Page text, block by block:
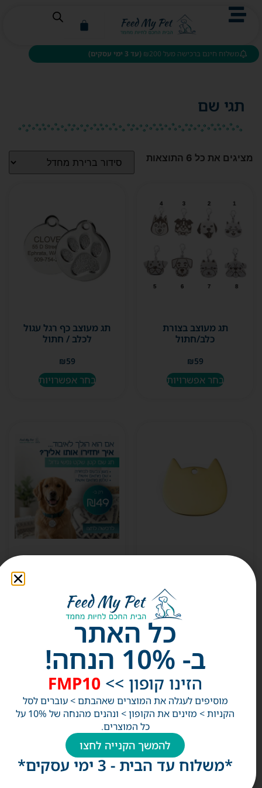
משלוח חינם ברכישה מעל ₪200 (עד 3 ימי עסקים)
תגי שם
מציגים את כל ⁦6⁩ התוצאות
תג מעוצב בצורת
כלב/חתול
₪59
בחר אפשרויות
תג מעוצב כף רגל עגול
לכלב / חתול
₪59
בחר אפשרויות
תג שם לכלב/חתול {חתול}
בחר אפשרויות
49
בחר אפשרויותכל האתר
ב- 10% הנחה!
הזינו קופון >> FMP10
מוסיפים לעגלה את המוצרים שאהבתם > עוברים לסל
הקניות > מזינים את הקופון > ונהנים מהנחה של 10% על
כל המוצרים.
להמשך הקנייה לחצו
*משלוח עד הבית - 3 ימי עסקים*